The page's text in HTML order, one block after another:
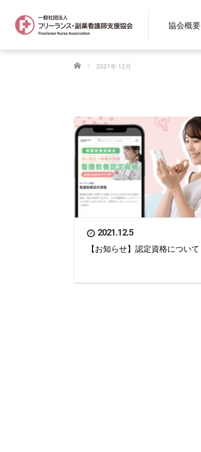
協会概要
ホーム 2021年 12月
2021.12.5
ニュース
【お知らせ】認定資格について